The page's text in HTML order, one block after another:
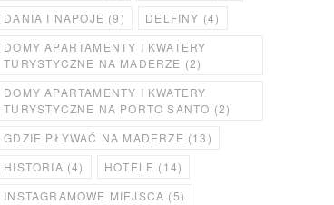
DANIA I NAPOJE (9) DELFINY (4)
DOMY APARTAMENTY I KWATERY
TURYSTYCZNE NA MADERZE (2)
DOMY APARTAMENTY I KWATERY
TURYSTYCZNE NA PORTO SANTO (2)
GDZIE PŁYWAĆ NA MADERZE (13)
HISTORIA (4) HOTELE (14)
INSTAGRAMOWE MIEJSCA (5)